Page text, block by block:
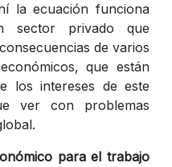
la ecuación funciona
sector privado que
de varios
que están
los intereses de este
ver con problemas
para el trabajo